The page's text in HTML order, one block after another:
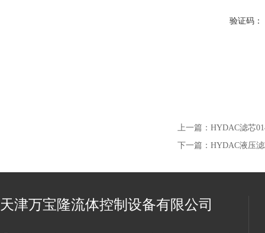
验证码：
上一篇： HYDAC滤芯
下一篇： HYDAC液压
天津万宝隆流体控制设备有限公司